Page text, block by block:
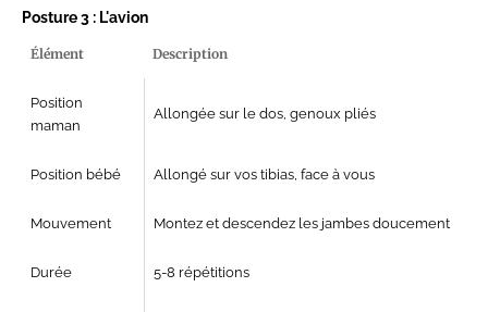
Posture 3 : L'avion
Élément Description
Position
maman
Allongée sur le dos, genoux pliés
Position bébé Allongé sur vos tibias, face à vous
Mouvement Montez et descendez les jambes doucement
Durée 5-8 répétitions